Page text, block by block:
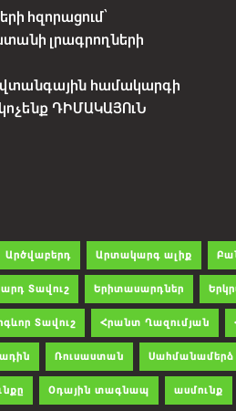
հզորացում՝
լրագրողների
համակարգի
ԴԻՄԱԿԱՅՈւՆ
Արծվաբերդ Արտակարգ ալիք
Տավուշ Երիտասարդներ
Տավուշ Հրանտ Ղազումյան
Ռուսաստան Սահմանամերձ
Օդային տագնապ ասմունք